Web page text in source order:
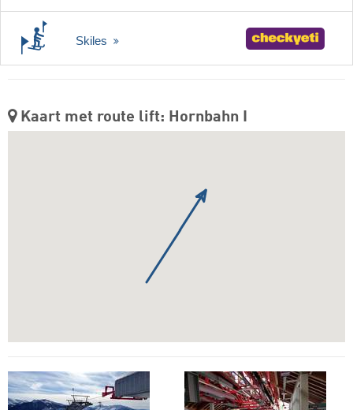
Skiles
Kaart met route lift: Hornbahn I